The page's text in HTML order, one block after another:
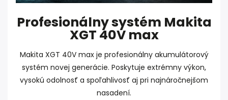
Profesionálny systém Makita
XGT 40V max
Makita XGT 40V max je profesionálny akumulátorový
systém novej generácie. Poskytuje extrémny výkon,
vysokú odolnosť a spoľahlivosť aj pri najnáročnejšom
nasadení.